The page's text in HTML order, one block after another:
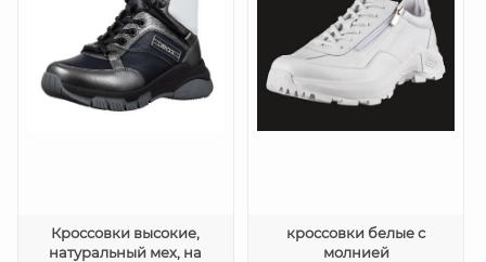
Кроссовки высокие,
натуральный мех, на
кроссовки белые с
молнией